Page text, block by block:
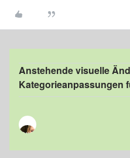
Anstehende visuelle
Kategorieanpassungen